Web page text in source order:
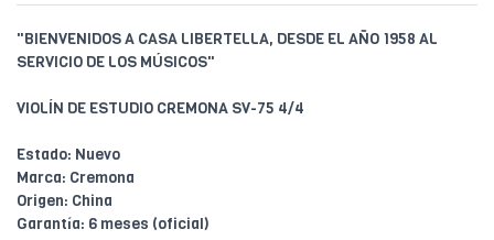
"BIENVENIDOS A CASA LIBERTELLA, DESDE EL AÑO 1958 AL
SERVICIO DE LOS MÚSICOS"
VIOLÍN DE ESTUDIO CREMONA SV-75 4/4
Estado: Nuevo
Marca: Cremona
Origen: China
Garantía: 6 meses (oficial)